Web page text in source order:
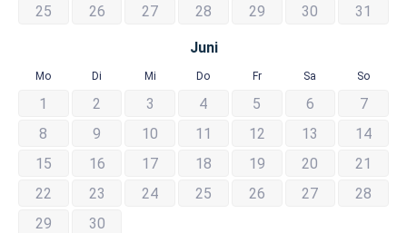
25
26 27 28 29 30 31
Juni
Mo Di Mi Do Fr Sa So
1 2 3 4 5 6
7
8
9 10 11 12 13
14
15
16 17 18 19 20
21
22
23 24 25 26 27
28
29
30